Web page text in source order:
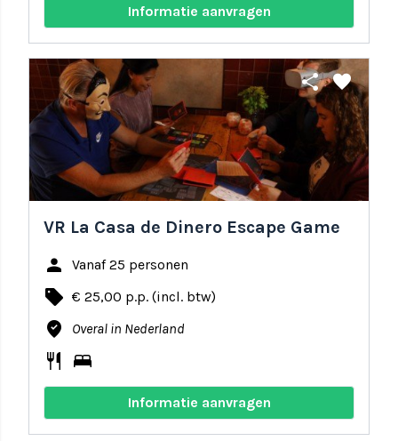
Informatie aanvragen
share favorite
VR La Casa de Dinero Escape Game
person Vanaf 25 personen
local_offer € 25,00 p.p. (incl. btw)
where_to_vote Overal in Nederland
restaurant bed
Informatie aanvragen